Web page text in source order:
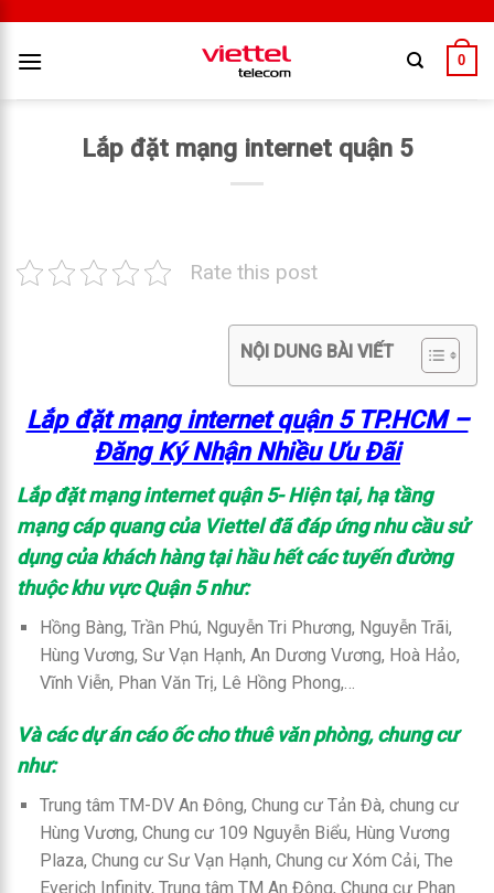
0
Lắp đặt mạng internet quận 5
Rate this post
NỘI DUNG BÀI VIẾT
Lắp đặt mạng internet quận 5 TP.HCM –
Đăng Ký Nhận Nhiều Ưu Đãi
Lắp đặt mạng internet quận 5- Hiện tại, hạ tầng
mạng cáp quang của Viettel đã đáp ứng nhu cầu sử
dụng của khách hàng tại hầu hết các tuyến đường
thuộc khu vực Quận 5 như:
Hồng Bàng, Trần Phú, Nguyễn Tri Phương, Nguyễn Trãi,
Hùng Vương, Sư Vạn Hạnh, An Dương Vương, Hoà Hảo,
Vĩnh Viễn, Phan Văn Trị, Lê Hồng Phong,…
Và các dự án cáo ốc cho thuê văn phòng, chung cư
như:
Trung tâm TM-DV An Đông, Chung cư Tản Đà, chung cư
Hùng Vương, Chung cư 109 Nguyễn Biểu, Hùng Vương
Plaza, Chung cư Sư Vạn Hạnh, Chung cư Xóm Cải, The
Everich Infinity, Trung tâm TM An Đông, Chung cư Phan